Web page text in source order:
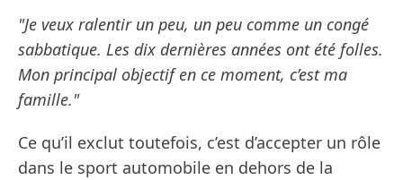
"Je veux ralentir un peu, un peu comme un congé
sabbatique. Les dix dernières années ont été folles.
Mon principal objectif en ce moment, c’est ma
famille."
Ce qu’il exclut toutefois, c’est d’accepter un rôle
dans le sport automobile en dehors de la